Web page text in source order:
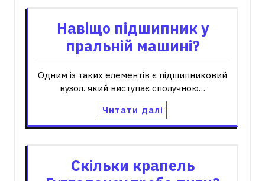
Навіщо підшипник у
пральній машині?
Одним із таких елементів є підшипниковий
вузол. який виступає сполучною…
Читати далі
Скільки крапель